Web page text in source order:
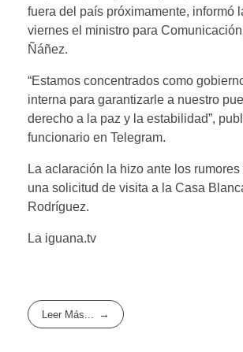
fuera del país próximamente, informó
viernes el ministro para
Ñáñez.
“Estamos concentrados como
interna para garantizarle a nuestro
derecho a la paz y la estabilidad”,
funcionario en Telegram.
La aclaración la hizo ante los
una solicitud de visita a la Casa
Rodríguez.
La iguana.tv
Leer Más...